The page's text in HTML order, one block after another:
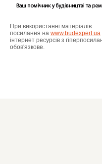
При використанні матеріалів
посилання на www.budexpert.ua
інтернет ресурсів з
обов'язкове.